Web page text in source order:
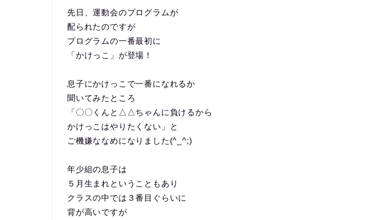
先日、運動会のプログラムが
配られたのですが
プログラムの一番最初に
「かけっこ」が登場！
息子にかけっこで一番になれるか
聞いてみたところ
「〇〇くんと△△ちゃんに負けるから
かけっこはやりたくない」と
ご機嫌ななめになりました(^_^;)
年少組の息子は
５月生まれということもあり
クラスの中では３番目ぐらいに
背が高いですが